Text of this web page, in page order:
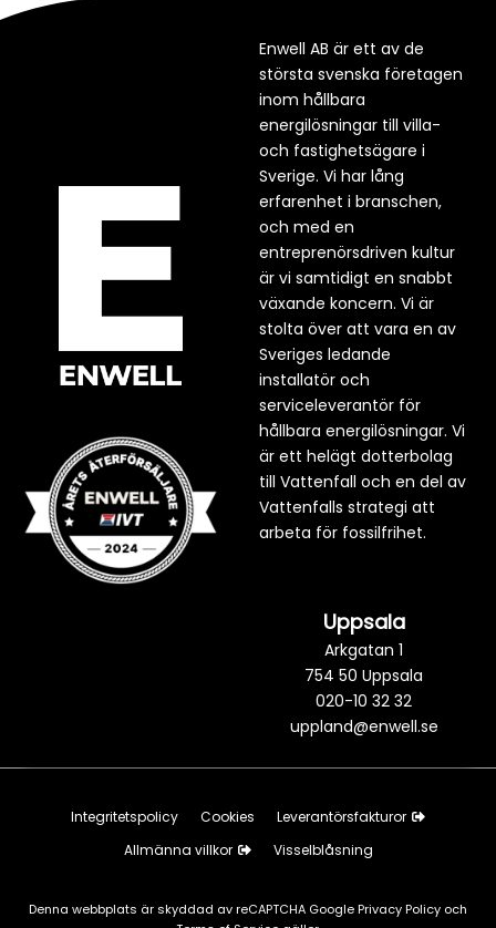
Enwell AB är ett av de
största svenska företagen
inom hållbara
energilösningar till villa-
och fastighetsägare i
Sverige. Vi har lång
erfarenhet i branschen,
och med en
entreprenörsdriven kultur
är vi samtidigt en snabbt
växande koncern. Vi är
stolta över att vara en av
Sveriges ledande
installatör och
serviceleverantör för
hållbara energilösningar. Vi
är ett helägt dotterbolag
till Vattenfall och en del av
Vattenfalls strategi att
arbeta för fossilfrihet.
Uppsala
Arkgatan 1
754 50 Uppsala
020-10 32 32
uppland@enwell.se
Integritetspolicy Cookies
Leverantörsfakturor
Allmänna villkor
Visselblåsning
Denna webbplats är skyddad av reCAPTCHA GooglePrivacy Policy och